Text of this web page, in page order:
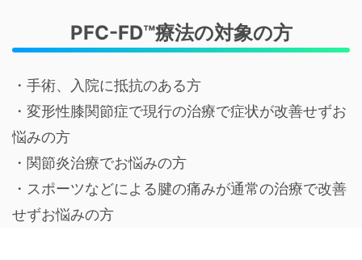
PFC-FD™療法の対象の方
・手術、入院に抵抗のある方
・変形性膝関節症で現行の治療で症状が改善せずお
悩みの方
・関節炎治療でお悩みの方
・スポーツなどによる腱の痛みが通常の治療で改善
せずお悩みの方